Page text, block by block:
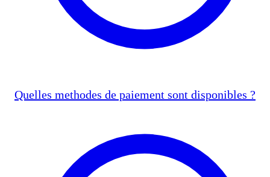
Quelles methodes de paiement sont disponibles ?